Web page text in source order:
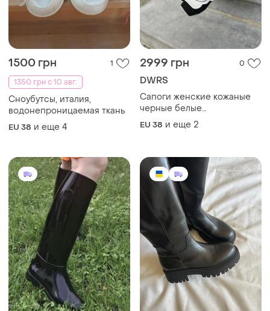
1500 грн
1
1350 грн с 10 авг.
Cноубутсы, италия,
водонепроницаемая ткань
EU 38 и еще 4
2999 грн 0
DWRS
Сапоги женские кожаные
черные белые
демисезонные ковбойские
осенние казаки на
3839 размер
EU 38 и еще 2